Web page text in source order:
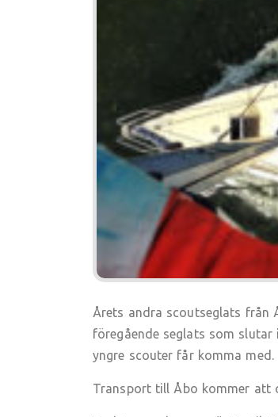
Årets andra scoutseglats
föregående seglats som
yngre scouter får komma med.
Transport till Åbo kommer att